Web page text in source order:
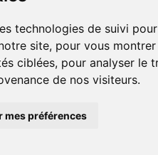
technologies de suivi
site, pour vous montrer
ciblées, pour analyser le
de nos visiteurs.
mes préférences